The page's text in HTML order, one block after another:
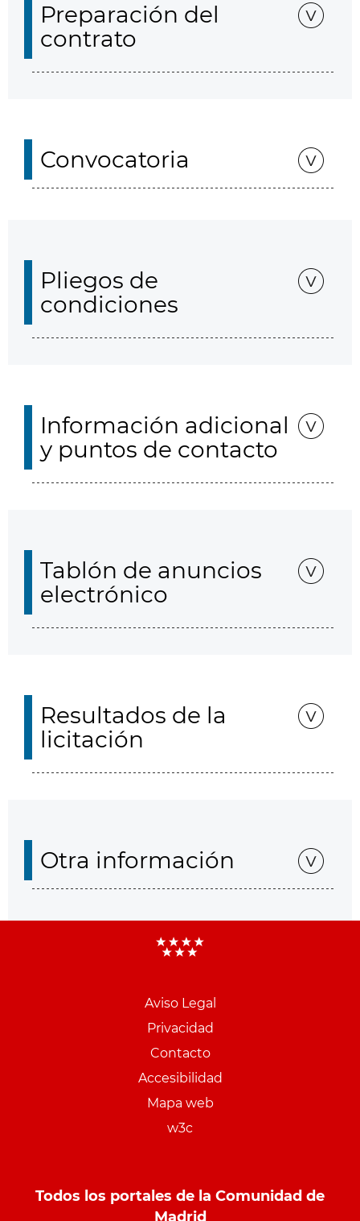
Preparación del
contrato
Convocatoria
Pliegos de
condiciones
Información adicional
y puntos de contacto
Tablón de anuncios
electrónico
Resultados de la
licitación
Otra información
Aviso Legal
Privacidad
Contacto
Accesibilidad
Mapa web
w3c
Todos los portales de la Comunidad de
Madrid